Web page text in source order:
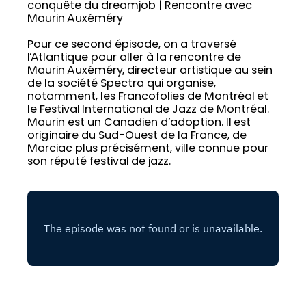
conquête du dreamjob | Rencontre avec
Maurin Auxéméry
Pour ce second épisode, on a traversé
l’Atlantique pour aller à la rencontre de
Maurin Auxéméry, directeur artistique au sein
de la société Spectra qui organise,
notamment, les Francofolies de Montréal et
le Festival International de Jazz de Montréal.
Maurin est un Canadien d’adoption. Il est
originaire du Sud-Ouest de la France, de
Marciac plus précisément, ville connue pour
son réputé festival de jazz.